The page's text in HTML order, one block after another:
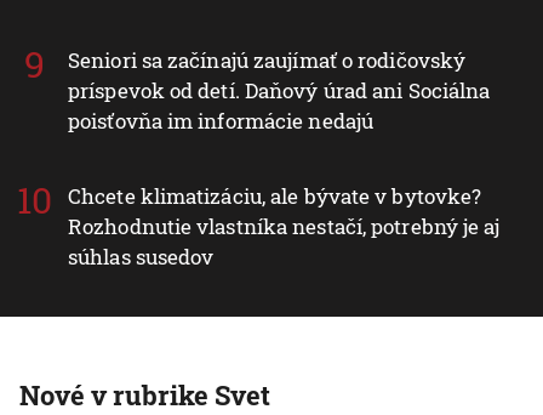
Seniori sa začínajú zaujímať o rodičovský
príspevok od detí. Daňový úrad ani Sociálna
poisťovňa im informácie nedajú
Chcete klimatizáciu, ale bývate v bytovke?
Rozhodnutie vlastníka nestačí, potrebný je aj
súhlas susedov
Nové v rubrike Svet